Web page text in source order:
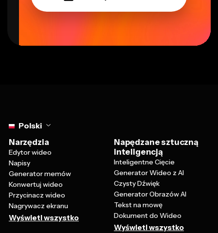
Polski
Narzędzia
Edytor wideo
Napisy
Generator memów
Konwertuj wideo
Przycinacz wideo
Nagrywacz ekranu
Wyświetl wszystko
Napędzane sztuczną
inteligencją
Inteligentne Cięcie
Generator Wideo z AI
Czysty Dźwięk
Generator Obrazów AI
Tekst na mowę
Dokument do Wideo
Wyświetl wszystko